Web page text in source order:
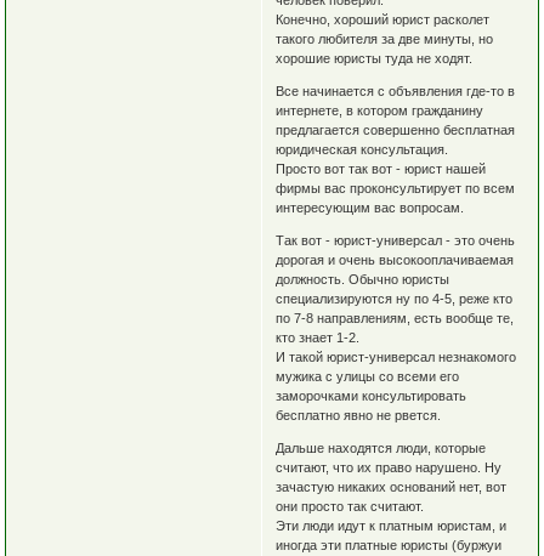
Конечно, хороший юрист расколет
такого любителя за две минуты, но
хорошие юристы туда не ходят.
Все начинается с объявления где-то в
интернете, в котором гражданину
предлагается совершенно бесплатная
юридическая консультация.
Просто вот так вот - юрист нашей
фирмы вас проконсультирует по всем
интересующим вас вопросам.
Так вот - юрист-универсал - это очень
дорогая и очень высокооплачиваемая
должность. Обычно юристы
специализируются ну по 4-5, реже кто
по 7-8 направлениям, есть вообще те,
кто знает 1-2.
И такой юрист-универсал незнакомого
мужика с улицы со всеми его
заморочками консультировать
бесплатно явно не рвется.
Дальше находятся люди, которые
считают, что их право нарушено. Ну
зачастую никаких оснований нет, вот
они просто так считают.
Эти люди идут к платным юристам, и
иногда эти платные юристы (буржуи